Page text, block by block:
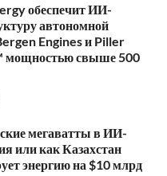
обеспечит ИИ-
автономной
Engines и Piller
мощностью свыше 500
мегаватты в ИИ-
или как Казахстан
энергию на $10 млрд